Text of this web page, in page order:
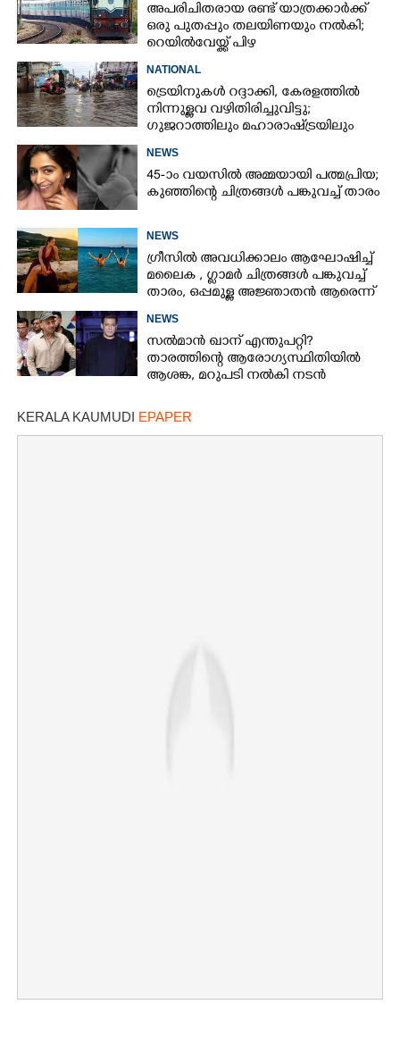
അപരിചിതരായ രണ്ട് യാത്രക്കാർക്ക്
ഒരു പുതപ്പും തലയിണയും നൽകി;
റെയിൽവേയ്ക്ക് പിഴ
NATIONAL
ട്രെയിനുകൾ റദ്ദാക്കി, കേരളത്തിൽ
നിന്നുള്ളവ വഴിതിരിച്ചുവിട്ടു;
ഗുജറാത്തിലും മഹാരാഷ്‌ട്രയിലും
NEWS
45-ാം വയസിൽ അമ്മയായി പത്മപ്രിയ;
കുഞ്ഞിന്റെ ചിത്രങ്ങൾ പങ്കുവച്ച് താരം
NEWS
ഗ്രീസിൽ അവധിക്കാലം ആഘോഷിച്ച്
മലൈക ,​ ഗ്ലാമർ ചിത്രങ്ങൾ പങ്കുവച്ച്
താരം,​ ഒപ്പമുള്ള അജ്ഞാതൻ ആരെന്ന്
NEWS
സൽമാൻ ഖാന് എന്തുപറ്റി?
താരത്തിന്റെ ആരോഗ്യസ്ഥിതിയിൽ
ആശങ്ക, മറുപടി നൽകി നടൻ
KERALA KAUMUDI EPAPER